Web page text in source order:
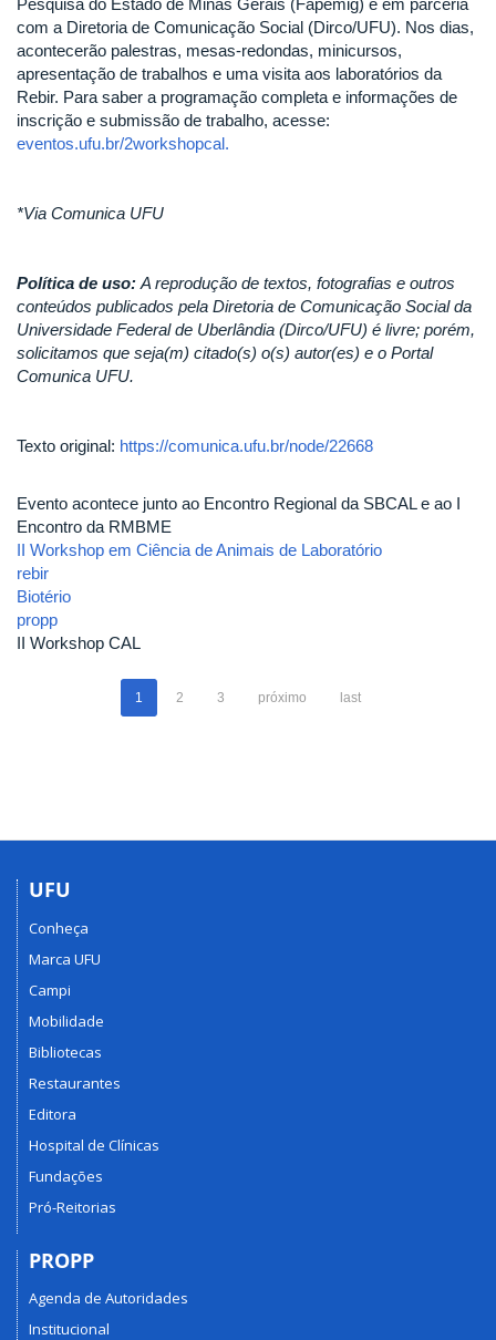
com a Diretoria de Comunicação Social (Dirco/UFU). Nos dias,
acontecerão palestras, mesas-redondas, minicursos,
apresentação de trabalhos e uma visita aos laboratórios da
Rebir. Para saber a programação completa e informações de
inscrição e submissão de trabalho, acesse:
eventos.ufu.br/2workshopcal.
*Via Comunica UFU
Política de uso: A reprodução de textos, fotografias e outros
conteúdos publicados pela Diretoria de Comunicação Social da
Universidade Federal de Uberlândia (Dirco/UFU) é livre; porém,
solicitamos que seja(m) citado(s) o(s) autor(es) e o Portal
Comunica UFU.
Texto original: https://comunica.ufu.br/node/22668
Evento acontece junto ao Encontro Regional da SBCAL e ao I
Encontro da RMBME
II Workshop em Ciência de Animais de Laboratório
rebir
Biotério
propp
II Workshop CAL
1 2 3 próximo last
UFU
Conheça
Marca UFU
Campi
Mobilidade
Bibliotecas
Restaurantes
Editora
Hospital de Clínicas
Fundações
Pró-Reitorias
PROPP
Agenda de Autoridades
Institucional